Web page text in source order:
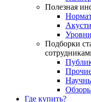
Полезная
Подборки
Где купить?